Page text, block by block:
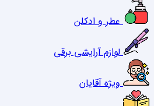
عطر و ادکلن
لوازم آرایشی برقی
ویژه آقایان